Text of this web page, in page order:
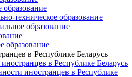
техническое образование
образование
образование
в Республике Беларусь
в Республике Беларусь
иностранцев в Республике